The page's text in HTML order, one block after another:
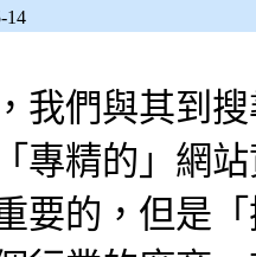
14
我們與其到
專精的」網
要的，但是